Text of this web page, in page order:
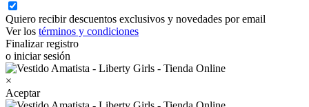
Quiero recibir descuentos exclusivos y novedades por email
Ver los términos y condiciones
Finalizar registro
o iniciar sesión
×
Aceptar